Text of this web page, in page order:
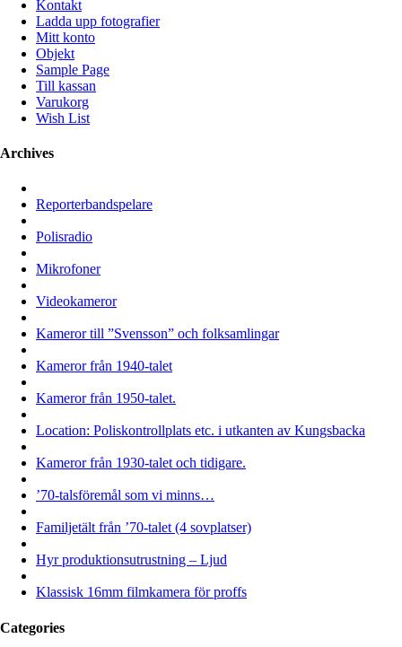
Kontakt
Ladda upp fotografier
Mitt konto
Objekt
Sample Page
Till kassan
Varukorg
Wish List
Archives
Reporterbandspelare
Polisradio
Mikrofoner
Videokameror
Kameror till ”Svensson” och folksamlingar
Kameror från 1940-talet
Kameror från 1950-talet.
Location: Poliskontrollplats etc. i utkanten av Kungsbacka
Kameror från 1930-talet och tidigare.
’70-talsföremål som vi minns…
Familjetält från ’70-talet (4 sovplatser)
Hyr produktionsutrustning – Ljud
Klassisk 16mm filmkamera för proffs
Categories